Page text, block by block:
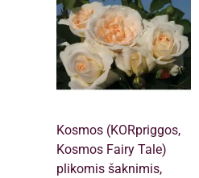
Kosmos (KORpriggos,
Kosmos Fairy Tale)
plikomis šaknimis,